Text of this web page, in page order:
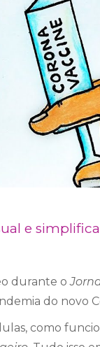
e
durante o
do novo
como